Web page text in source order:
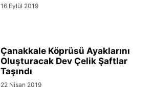
16 Eylül 2019
Çanakkale Köprüsü Ayaklarını
Oluşturacak Dev Çelik Şaftlar
Taşındı
22 Nisan 2019